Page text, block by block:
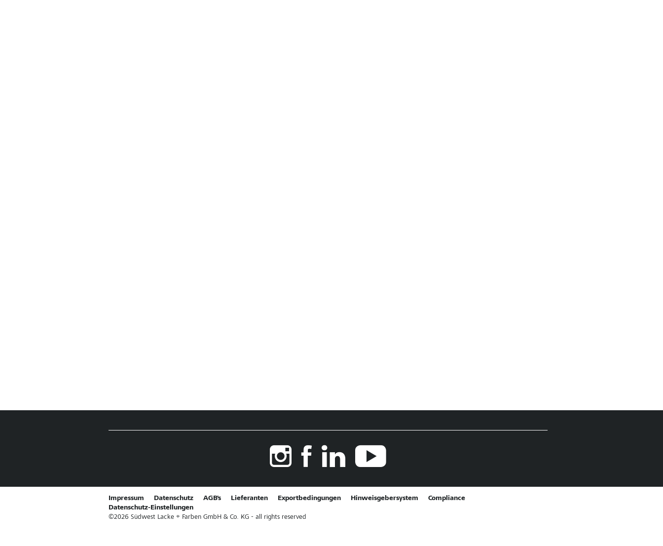
Impressum Datenschutz AGB's Lieferanten Exportbedingungen Hinweisgebersystem
Compliance
Datenschutz-Einstellungen
©2026 Südwest Lacke + Farben GmbH & Co. KG - all rights reserved